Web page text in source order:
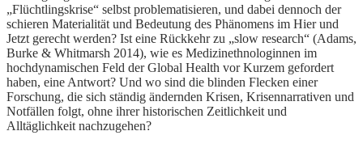
„Flüchtlingskrise“ selbst problematisieren, und dabei dennoch der
schieren Materialität und Bedeutung des Phänomens im Hier und
Jetzt gerecht werden? Ist eine Rückkehr zu „slow research“ (Adams,
Burke & Whitmarsh 2014), wie es Medizinethnologinnen im
hochdynamischen Feld der Global Health vor Kurzem gefordert
haben, eine Antwort? Und wo sind die blinden Flecken einer
Forschung, die sich ständig ändernden Krisen, Krisennarrativen und
Notfällen folgt, ohne ihrer historischen Zeitlichkeit und
Alltäglichkeit nachzugehen?